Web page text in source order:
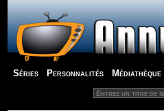
Séries Personnalités Médiathèque